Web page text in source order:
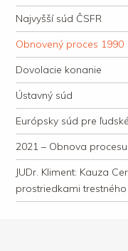
Najvyšší súd ČSFR
Obnovený proces 1990
Dovolacie konanie
Ústavný súd
Európsky súd pre
2021 – Obnova procesu
JUDr. Kliment: Kauza
prostriedkami